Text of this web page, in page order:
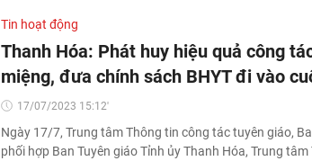
Tin hoạt động
Thanh Hóa: Phát huy hiệu quả công
miệng, đưa chính sách BHYT đi vào
17/07/2023 15:12'
Ngày 17/7, Trung tâm Thông tin công tác tuyên giáo,
phối hợp Ban Tuyên giáo Tỉnh ủy Thanh Hóa, Trung